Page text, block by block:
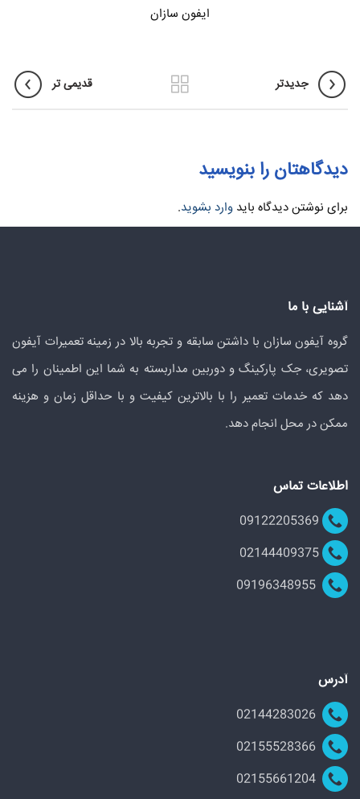
ایفون سازان
جدیدتر قدیمی تر
دیدگاهتان را بنویسید
برای نوشتن دیدگاه باید وارد بشوید.
آشنایی با ما
گروه آیفون سازان با داشتن سابقه و تجربه بالا در زمینه تعمیرات آیفون
تصویری، جک پارکینگ و دوربین مداربسته به شما این اطمینان را می
دهد که خدمات تعمیر را با بالاترین کیفیت و با حداقل زمان و هزینه
ممکن در محل انجام دهد.
اطلاعات تماس
آدرس